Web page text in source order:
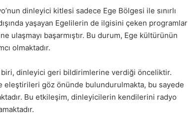
dinleyici kitlesi sadece Ege Bölgesi ile sınırlı
yaşayan Egelilerin de ilgisini çeken programlar
ulaşmayı başarmıştır. Bu durum, Ege kültürünün
olmaktadır.
dinleyici geri bildirimlerine verdiği önceliktir.
göz önünde bulundurulmakta, bu sayede
Bu etkileşim, dinleyicilerin kendilerini radyo